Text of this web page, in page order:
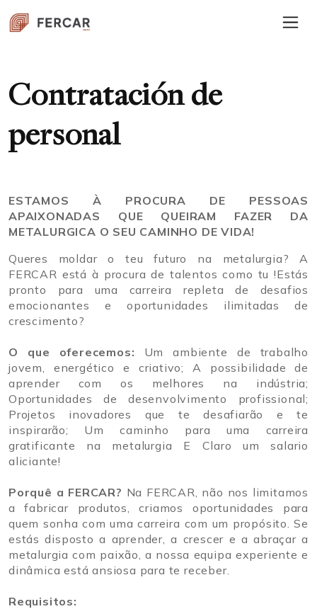
Contratación de
personal
ESTAMOS À PROCURA DE PESSOAS
APAIXONADAS QUE QUEIRAM FAZER DA
METALURGICA O SEU CAMINHO DE VIDA!
Queres moldar o teu futuro na metalurgia? A
FERCAR está à procura de talentos como tu !Estás
pronto para uma carreira repleta de desafios
emocionantes e oportunidades ilimitadas de
crescimento?
O que oferecemos: Um ambiente de trabalho
jovem, energético e criativo; A possibilidade de
aprender com os melhores na indústria;
Oportunidades de desenvolvimento profissional;
Projetos inovadores que te desafiarão e te
inspirarão; Um caminho para uma carreira
gratificante na metalurgia E Claro um salario
aliciante!
Porquê a FERCAR? Na FERCAR, não nos limitamos
a fabricar produtos, criamos oportunidades para
quem sonha com uma carreira com um propósito. Se
estás disposto a aprender, a crescer e a abraçar a
metalurgia com paixão, a nossa equipa experiente e
dinâmica está ansiosa para te receber.
Requisitos: